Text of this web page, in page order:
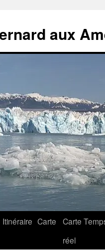
aux
Itinéraire Carte
Carte
réel